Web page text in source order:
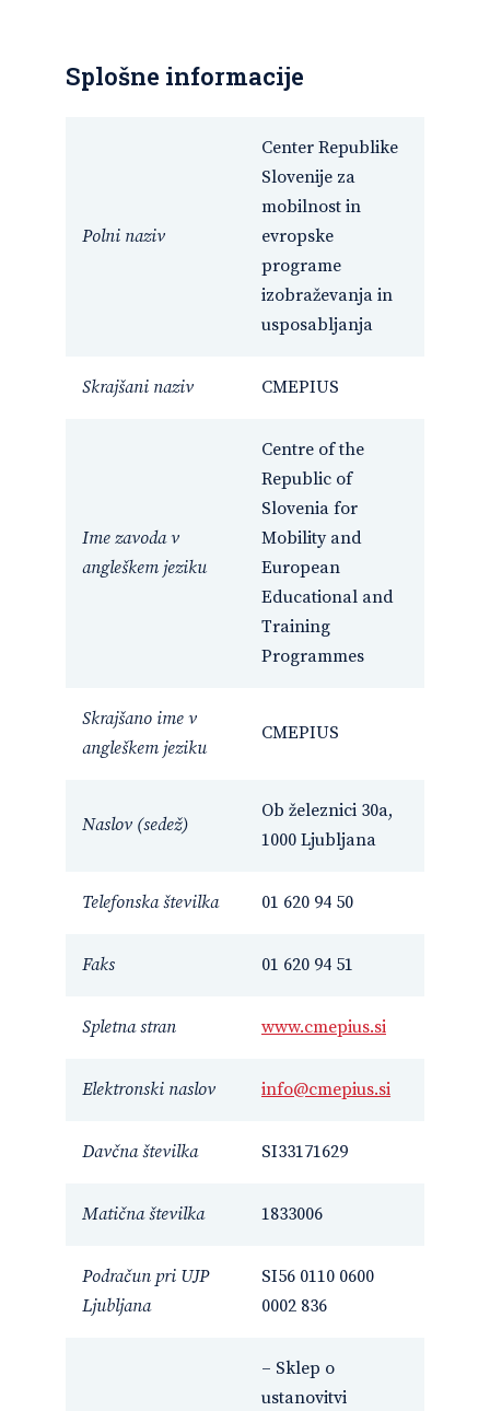
Splošne informacije
Polni naziv
Center Republike
Slovenije za
mobilnost in
evropske
programe
izobraževanja in
usposabljanja
Skrajšani naziv CMEPIUS
Ime zavoda v
angleškem jeziku
Centre of the
Republic of
Slovenia for
Mobility and
European
Educational and
Training
Programmes
Skrajšano ime v
angleškem jeziku
CMEPIUS
Naslov (sedež)
Ob železnici 30a,
1000 Ljubljana
Telefonska številka 01 620 94 50
Faks 01 620 94 51
Spletna stran www.cmepius.si
Elektronski naslov info@cmepius.si
Davčna številka SI33171629
Matična številka 1833006
Podračun pri UJP
Ljubljana
SI56 0110 0600
0002 836
– Sklep o
ustanovitvi